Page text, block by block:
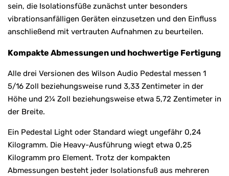
sein, die Isolationsfüße zunächst unter besonders
vibrationsanfälligen Geräten einzusetzen und den Einfluss
anschließend mit vertrauten Aufnahmen zu beurteilen.
Kompakte Abmessungen und hochwertige Fertigung
Alle drei Versionen des Wilson Audio Pedestal messen 1
5/16 Zoll beziehungsweise rund 3,33 Zentimeter in der
Höhe und 2¼ Zoll beziehungsweise etwa 5,72 Zentimeter in
der Breite.
Ein Pedestal Light oder Standard wiegt ungefähr 0,24
Kilogramm. Die Heavy-Ausführung wiegt etwa 0,25
Kilogramm pro Element. Trotz der kompakten
Abmessungen besteht jeder Isolationsfuß aus mehreren